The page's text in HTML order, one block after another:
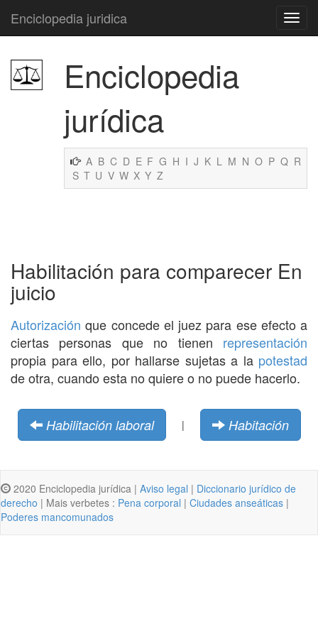
Enciclopedia juridica
Enciclopedia
jurídica
A B C D E F G H I J K L M N O P Q R
S T U V W X Y Z
Habilitación para comparecer En
juicio
Autorización que concede el juez para ese efecto a
ciertas personas que no tienen representación
propia para ello, por hallarse sujetas a la potestad
de otra, cuando esta no quiere o no puede hacerlo.
Habilitación laboral | Habitación
2020 Enciclopedia jurídica | Aviso legal | Diccionario jurídico de
derecho | Mais verbetes : Pena corporal | Ciudades anseáticas |
Poderes mancomunados